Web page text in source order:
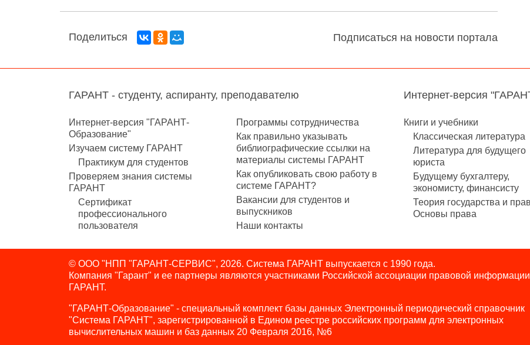
Поделиться Подписаться на новости портала
ГАРАНТ - студенту, аспиранту, преподавателю
Интернет-версия "ГАРАНТ-
Образование"
Изучаем систему ГАРАНТ
Практикум для студентов
Проверяем знания системы
ГАРАНТ
Сертификат
профессионального
пользователя
Программы сотрудничества
Как правильно указывать
библиографические ссылки на
материалы системы ГАРАНТ
Как опубликовать свою работу в
системе ГАРАНТ?
Вакансии для студентов и
выпускников
Наши контакты
Интернет-версия
Книги и учебники
Классическая литература
Литература для будущего
юриста
Будущему бухгалтеру,
экономисту, финансисту
Теория государства и
Основы права
© ООО "НПП "ГАРАНТ-СЕРВИС", 2026. Система ГАРАНТ выпускается с 1990 года.
Компания "Гарант" и ее партнеры являются участниками Российской ассоциации правовой информации
ГАРАНТ.
"ГАРАНТ-Образование" - специальный комплект базы данных Электронный периодический справочник
"Система ГАРАНТ", зарегистрированной в Едином реестре российских программ для электронных
вычислительных машин и баз данных 20 Февраля 2016, №6